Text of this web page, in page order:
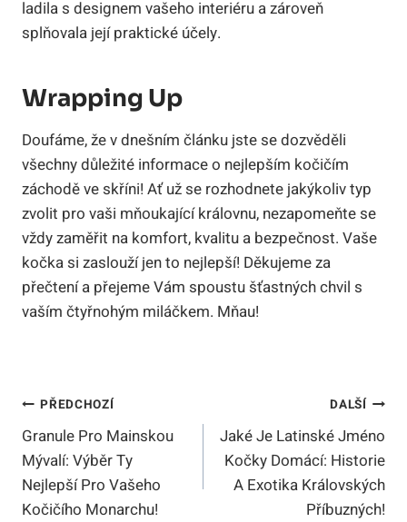
ladila s designem vašeho interiéru a zároveň
splňovala její praktické účely.
Wrapping Up
Doufáme, že v dnešním článku jste se dozvěděli
všechny důležité informace o nejlepším kočičím
záchodě ve skříni! Ať už se rozhodnete jakýkoliv typ
zvolit pro vaši mňoukající královnu, nezapomeňte se
vždy zaměřit na komfort, kvalitu a bezpečnost. Vaše
kočka si zaslouží jen to nejlepší! Děkujeme za
přečtení a přejeme Vám spoustu šťastných chvil s
vaším čtyřnohým miláčkem. Mňau!
Navigace
Pro
Příspěvek
PŘEDCHOZÍ
Granule Pro Mainskou
Mývalí: Výběr Ty
Nejlepší Pro Vašeho
Kočičího Monarchu!
DALŠÍ
Jaké Je Latinské Jméno
Kočky Domácí: Historie
A Exotika Královských
Příbuzných!